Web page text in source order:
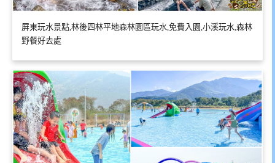
屏東玩水景點,林後四林平地森林園區玩水,免費入園,小溪玩水,森林
野餐好去處